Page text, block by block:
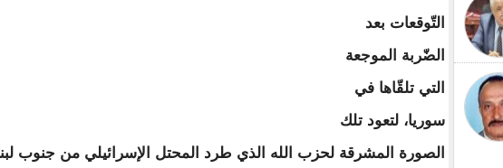
التّوقعات بعد
الضّربة الموجعة
التي تلقّاها في
سوريا، لتعود تلك
الصورة المشرقة لحزب الله الذي طرد المحتل الإسرائيلي من جنوب